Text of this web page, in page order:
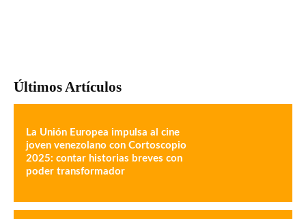
Últimos Artículos
La Unión Europea impulsa al cine
joven venezolano con Cortoscopio
2025: contar historias breves con
poder transformador